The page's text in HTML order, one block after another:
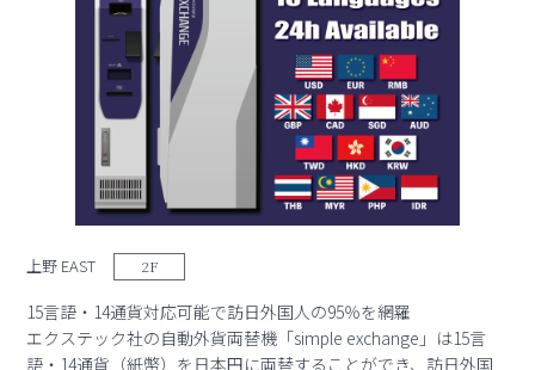
上野 EAST 2F
15言語・14通貨対応可能で訪日外国人の95％を網羅
エクステック社の自動外貨両替機「simple exchange」は15言
語・14通貨（紙幣）を日本円に両替することができ、訪日外国